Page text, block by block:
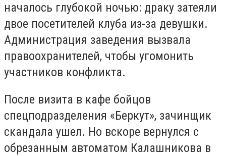
началось глубокой ночью: драку затеяли
двое посетителей клуба из-за девушки.
Администрация заведения вызвала
правоохранителей, чтобы угомонить
участников конфликта.
После визита в кафе бойцов
спецподразделения «Беркут», зачинщик
скандала ушел. Но вскоре вернулся с
обрезанным автоматом Калашникова в